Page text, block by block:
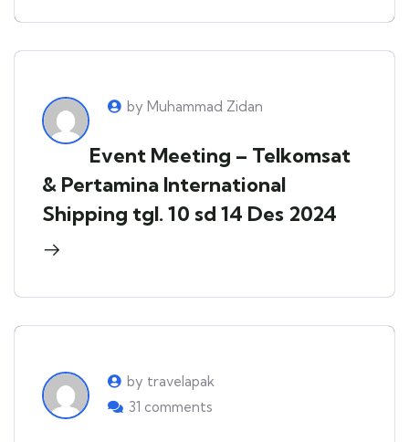
by Muhammad Zidan
Event Meeting – Telkomsat
& Pertamina International
Shipping tgl. 10 sd 14 Des 2024
by travelapak
31 comments